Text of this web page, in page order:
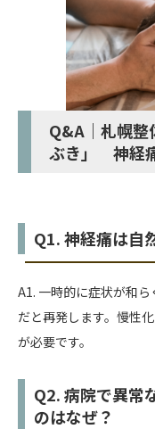
Q&A｜札幌整
ぶき」 神経
Q1. 神経痛は自
A1. 一時的に症状が和
だと再発します。慢性
が必要です。
Q2. 病院で異常
のはなぜ？